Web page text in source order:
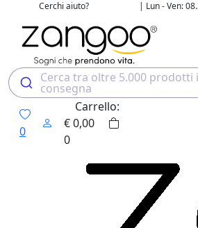
Cerchi aiuto? | Lun - Ven:
Cerca tra oltre 5.000 prodotti
consegna
0
Carrello:
€0,00
0